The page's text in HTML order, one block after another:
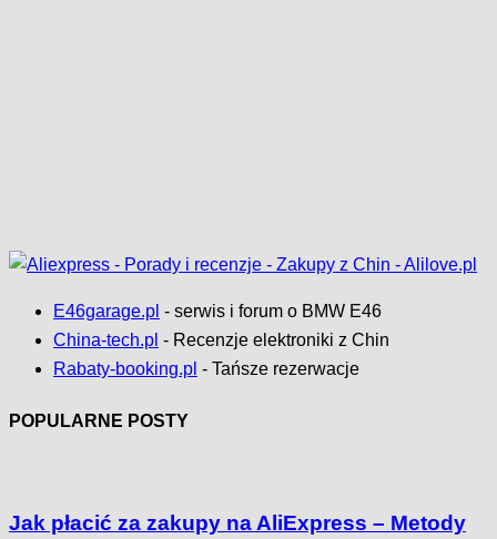
E46garage.pl - serwis i forum o BMW E46
China-tech.pl - Recenzje elektroniki z Chin
Rabaty-booking.pl - Tańsze rezerwacje
POPULARNE POSTY
Jak płacić za zakupy na AliExpress – Metody